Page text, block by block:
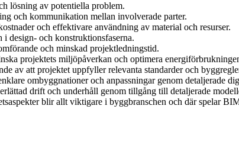
lösning av potentiella problem.
och kommunikation mellan involverade parter.
och effektivare användning av material och resurser.
i design- och konstruktionsfaserna.
och minskad projektledningstid.
projektets miljöpåverkan och optimera
av att projektet uppfyller relevanta standarder och
ombyggnationer och anpassningar genom detaljerade
drift och underhåll genom tillgång till detaljerade
blir allt viktigare i byggbranschen och där spelar